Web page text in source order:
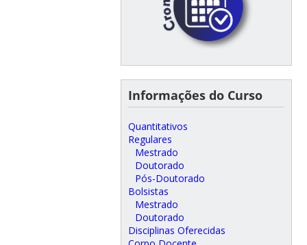
Informações do Curso
Quantitativos
Regulares
Mestrado
Doutorado
Pós-Doutorado
Bolsistas
Mestrado
Doutorado
Disciplinas Oferecidas